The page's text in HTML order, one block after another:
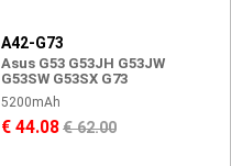
A42-G73
Asus G53 G53JH G53JW
G53SW G53SX G73
5200mAh
€ 44.08€ 62.00